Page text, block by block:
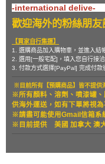
-international delive-
歡迎海外的粉絲朋友
【買家自行集運】
1. 選購商品加入購物車，並進入結
2. 選用[一般宅配]，填入您自行接
3. 付款方式選擇[PayPal] 完成付款
※目前所有【預購商品】皆不提供
※所有顏料、溶劑、噴漆罐
供海外運送，如有下單將視為
※請盡可能使用Gmail信箱系
※目前提供 美國 加拿大 澳